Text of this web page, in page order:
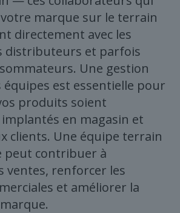
marque sur le terrain
directement avec les
distributeurs et parfois
Une gestion
équipes est essentielle pour
produits soient
en magasin et
clients. Une équipe terrain
peut contribuer à
ventes, renforcer les
et améliorer la